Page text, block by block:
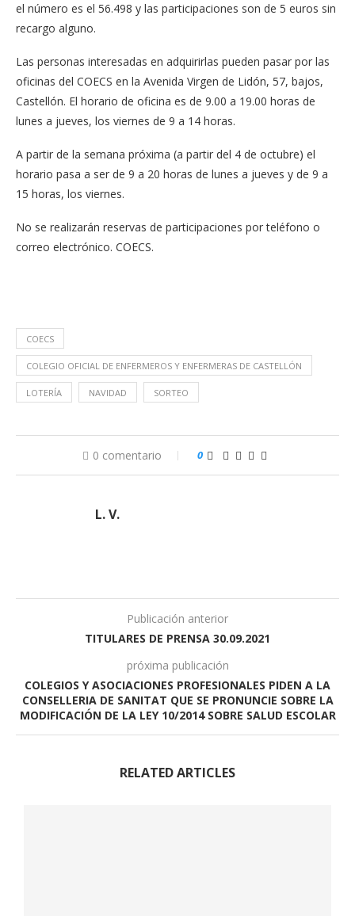
el número es el 56.498 y las participaciones son de 5 euros sin
recargo alguno.
Las personas interesadas en adquirirlas pueden pasar por las
oficinas del COECS en la Avenida Virgen de Lidón, 57, bajos,
Castellón. El horario de oficina es de 9.00 a 19.00 horas de
lunes a jueves, los viernes de 9 a 14 horas.
A partir de la semana próxima (a partir del 4 de octubre) el
horario pasa a ser de 9 a 20 horas de lunes a jueves y de 9 a
15 horas, los viernes.
No se realizarán reservas de participaciones por teléfono o
correo electrónico. COECS.
COECS
COLEGIO OFICIAL DE ENFERMEROS Y ENFERMERAS DE CASTELLÓN
LOTERÍA NAVIDAD SORTEO
0 comentario 0
L. V.
Publicación anterior
TITULARES DE PRENSA 30.09.2021
próxima publicación
COLEGIOS Y ASOCIACIONES PROFESIONALES PIDEN A LA
CONSELLERIA DE SANITAT QUE SE PRONUNCIE SOBRE LA
MODIFICACIÓN DE LA LEY 10/2014 SOBRE SALUD ESCOLAR
RELATED ARTICLES